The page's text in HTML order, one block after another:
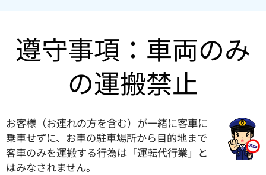
遵守事項：車両のみ
の運搬禁止
お客様（お連れの方を含む）が一緒に客車に
乗車せずに、お車の駐車場所から目的地まで
客車のみを運搬する行為は「運転代行業」と
はみなされません。